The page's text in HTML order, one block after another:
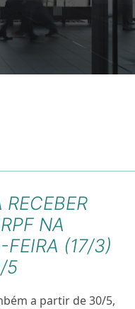
NA
FEIRA (17/3)
5
a partir de 30/5,